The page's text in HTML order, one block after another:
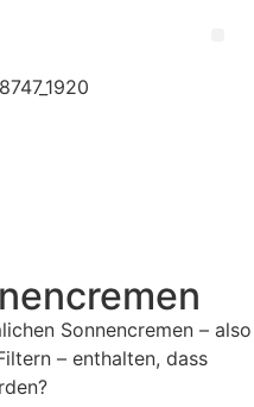
Sonnencremen – also
– enthalten, dass